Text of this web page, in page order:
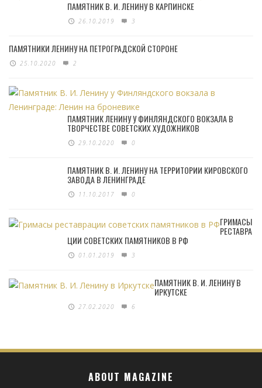
ПАМЯТНИК В. И. ЛЕНИНУ В КАРПИНСКЕ
26.10.2019 3
ПАМЯТНИКИ ЛЕНИНУ НА ПЕТРОГРАДСКОЙ СТОРОНЕ
25.10.2020 2
ПАМЯТНИК ЛЕНИНУ У ФИНЛЯНДСКОГО ВОКЗАЛА В
ТВОРЧЕСТВЕ СОВЕТСКИХ ХУДОЖНИКОВ
29.10.2020 0
ПАМЯТНИК В. И. ЛЕНИНУ НА ТЕРРИТОРИИ КИРОВСКОГО
ЗАВОДА В ЛЕНИНГРАДЕ
11.10.2017 0
ГРИМАСЫ
РЕСТАВРА
ЦИИ СОВЕТСКИХ ПАМЯТНИКОВ В РФ
01.01.2019 3
ПАМЯТНИК В. И. ЛЕНИНУ В
ИРКУТСКЕ
27.02.2020 6
ABOUT MAGAZINE